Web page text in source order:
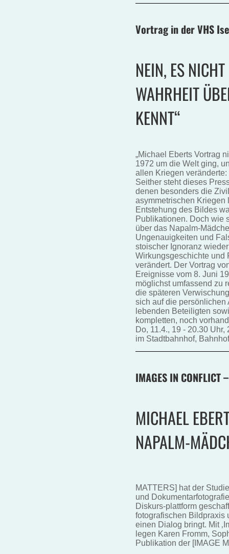
Vortrag in der VHS
NEIN, ES
WAHRHEIT
KENNT“
„Michael Eberts Vortrag
1972 um die Welt ging,
allen Kriegen veränderte:
Seither steht dieses
denen besonders die
asymmetrischen Kriegen
Entstehung des Bildes
Publikationen. Doch wie
über das Napalm-
Ungenauigkeiten und
stoischer Ignoranz
Wirkungsgeschichte und
verändert. Der Vortrag
Ereignisse vom 8. Juni
möglichst umfassend zu
die späteren
sich auf die
lebenden Beteiligten
kompletten, noch
Do, 11.4., 19 - 20.30
im Stadtbahnhof,
IMAGES IN CONFLICT
MICHAEL
NAPALM-
MATTERS] hat der
und
Diskurs-plattform
fotografischen Bildpraxis
einen Dialog bringt. Mit
legen Karen Fromm,
Publikation der [IMAGE